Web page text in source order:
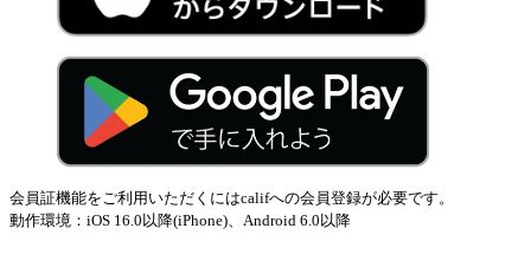
会員証機能をご利用いただくにはcalifへの会員登録が必要です。
動作環境：iOS 16.0以降(iPhone)、Android 6.0以降